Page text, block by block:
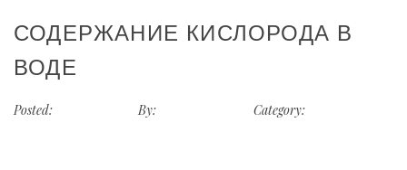
СОДЕРЖАНИЕ КИСЛОРОДА В
ВОДЕ
Posted: By: Category: